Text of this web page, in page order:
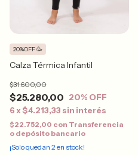
Calza Térmica Infantil
$25.280,00
$31.600,00
20% OFF
6 x$4.213,33 sin interés
20%OFF 🥳
$22.752,00 con Transferencia
o depósito bancario
¡Solo quedan 2en stock!